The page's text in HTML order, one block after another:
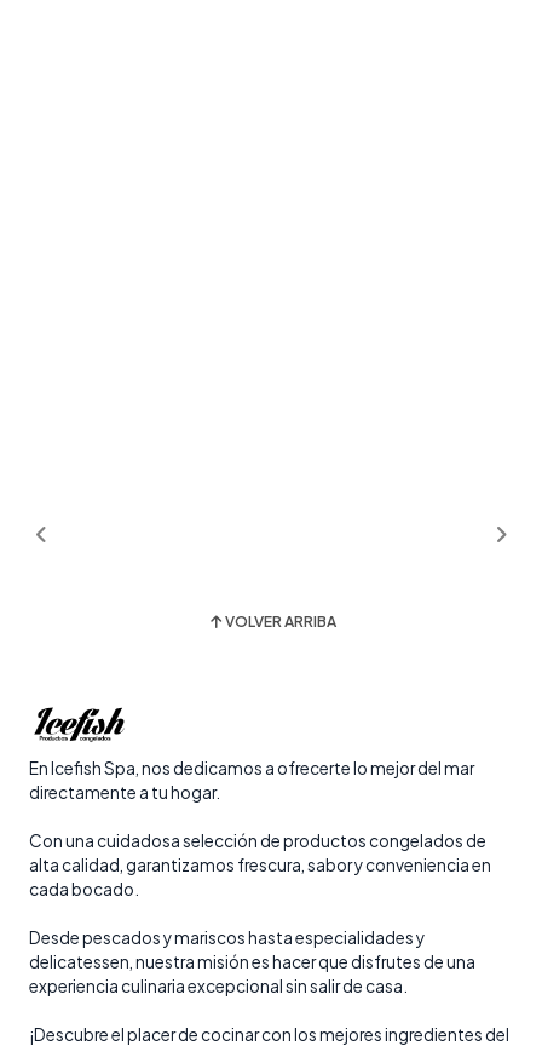
VOLVER ARRIBA
En Icefish Spa, nos dedicamos a ofrecerte lo mejor del mar
directamente a tu hogar.
Con una cuidadosa selección de productos congelados de
alta calidad, garantizamos frescura, sabor y conveniencia en
cada bocado.
Desde pescados y mariscos hasta especialidades y
delicatessen, nuestra misión es hacer que disfrutes de una
experiencia culinaria excepcional sin salir de casa.
¡Descubre el placer de cocinar con los mejores ingredientes del